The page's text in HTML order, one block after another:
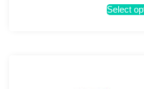
Select